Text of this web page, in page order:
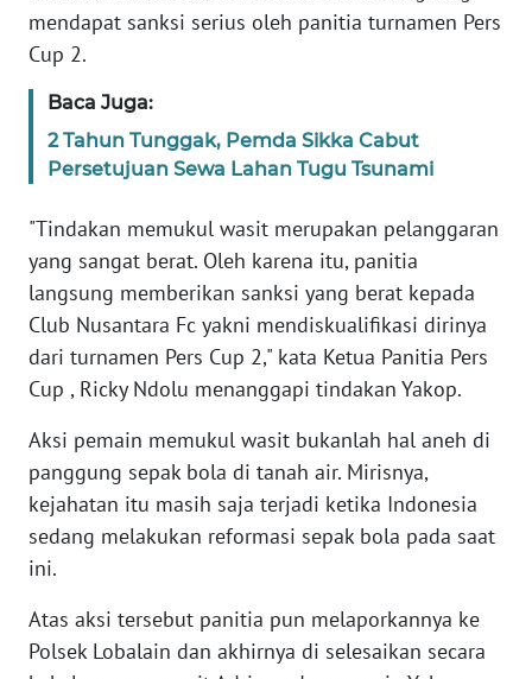
mendapat sanksi serius oleh panitia turnamen Pers
Cup 2.
Baca Juga:
2 Tahun Tunggak, Pemda Sikka Cabut
Persetujuan Sewa Lahan Tugu Tsunami
"Tindakan memukul wasit merupakan pelanggaran
yang sangat berat. Oleh karena itu, panitia
langsung memberikan sanksi yang berat kepada
Club Nusantara Fc yakni mendiskualifikasi dirinya
dari turnamen Pers Cup 2," kata Ketua Panitia Pers
Cup , Ricky Ndolu menanggapi tindakan Yakop.
Aksi pemain memukul wasit bukanlah hal aneh di
panggung sepak bola di tanah air. Mirisnya,
kejahatan itu masih saja terjadi ketika Indonesia
sedang melakukan reformasi sepak bola pada saat
ini.
Atas aksi tersebut panitia pun melaporkannya ke
Polsek Lobalain dan akhirnya di selesaikan secara
WN
SUMUT
WN
JAKARTA
JABAR
WN
BANTEN
NTT
WN
KEPRI
PAPUA
WN